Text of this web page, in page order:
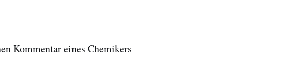
Kommentar eines Chemikers